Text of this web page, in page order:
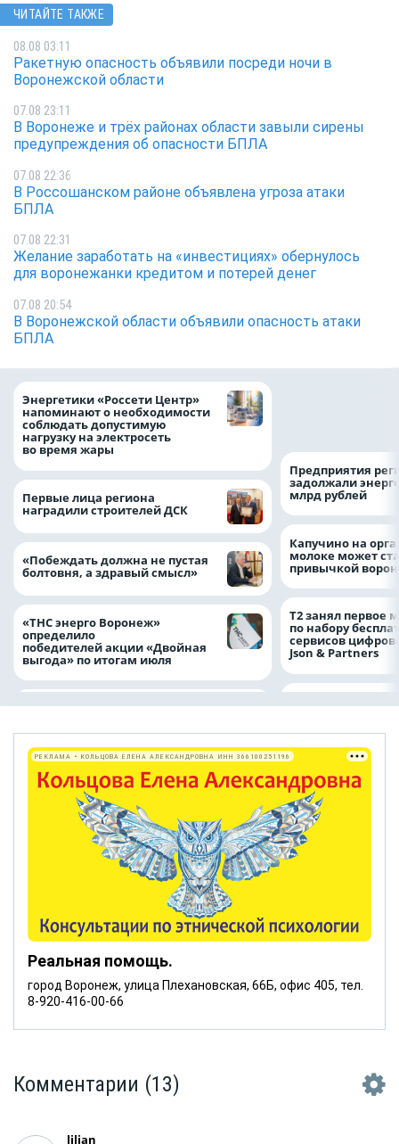
ЧИТАЙТЕ ТАКЖЕ
08.08 03:11
Ракетную опасность объявили посреди ночи в
Воронежской области
07.08 23:11
В Воронеже и трёх районах области завыли сирены
предупреждения об опасности БПЛА
07.08 22:36
В Россошанском районе объявлена угроза атаки
БПЛА
07.08 22:31
Желание заработать на «инвестициях» обернулось
для воронежанки кредитом и потерей денег
07.08 20:54
В Воронежской области объявили опасность атаки
БПЛА
Энергетики «Россети Центр»
напоминают о необходимости
соблюдать допустимую
нагрузку на электросеть
во время жары
Первые лица региона
наградили строителей ДСК
«Побеждать должна не пустая
болтовня, а здравый смысл»
«ТНС энерго Воронеж»
определило
победителей акции «Двойная
выгода» по итогам июля
Предприятия
задолжали
млрд рублей
Капучино на
молоке может
привычкой
Т2 занял первое
по набору
сервисов
Json & Partners
Реальная помощь.
город Воронеж, улица Плехановская, 66Б, офис 405, тел.
8-920-416-00-66
РЕКЛАМА • КОЛЬЦОВА ЕЛЕНА АЛЕКСАНДРОВНА ИНН 366100251196
Комментарии (13)
lilian